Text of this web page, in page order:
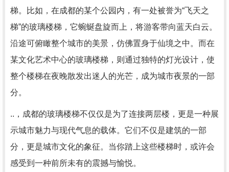
梯。比如，在成都的某个公园内，有一处被誉为“飞天之
梯”的玻璃楼梯，它蜿蜒盘旋而上，将游客带向蓝天白云。
沿途可俯瞰整个城市的美景，仿佛置身于仙境之中。而在
某文化艺术中心的玻璃楼梯，则通过独特的灯光设计，使
整个楼梯在夜晚散发出迷人的光芒，成为城市夜景的一部
分。
..，成都的玻璃楼梯不仅仅是为了连接两层楼，更是一种展
示城市魅力与现代气息的载体。它们不仅是建筑的一部
分，更是城市文化的象征。当你踏上这些楼梯时，或许会
感受到一种前所未有的震撼与愉悦。